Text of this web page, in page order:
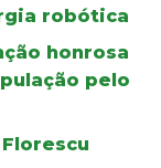
robótica
honrosa
pelo